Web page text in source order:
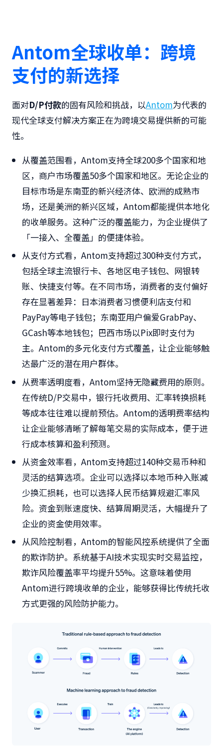
Antom全球收单：跨境
支付的新选择
面对D/P付款的固有风险和挑战，以Antom为代表的
现代全球支付解决方案正在为跨境交易提供新的可能
性。
从覆盖范围看，Antom支持全球200多个国家和地
区，商户市场覆盖50多个国家和地区。无论企业的
目标市场是东南亚的新兴经济体、欧洲的成熟市
场，还是美洲的新兴区域，Antom都能提供本地化
的收单服务。这种广泛的覆盖能力，为企业提供了
「一接入、全覆盖」的便捷体验。
从支付方式看，Antom支持超过300种支付方式，
包括全球主流银行卡、各地区电子钱包、网银转
账、快捷支付等。在不同市场，消费者的支付偏好
存在显著差异：日本消费者习惯便利店支付和
PayPay等电子钱包；东南亚用户偏爱GrabPay、
GCash等本地钱包；巴西市场以Pix即时支付为
主。Antom的多元化支付方式覆盖，让企业能够触
达最广泛的潜在用户群体。
从费率透明度看，Antom坚持无隐藏费用的原则。
在传统D/P交易中，银行托收费用、汇率转换损耗
等成本往往难以提前预估。Antom的透明费率结构
让企业能够清晰了解每笔交易的实际成本，便于进
行成本核算和盈利预测。
从资金效率看，Antom支持超过140种交易币种和
灵活的结算选项。企业可以选择以本地币种入账减
少换汇损耗，也可以选择人民币结算规避汇率风
险。资金到账速度快、结算周期灵活，大幅提升了
企业的资金使用效率。
从风险控制看，Antom的智能风控系统提供了全面
的欺诈防护。系统基于AI技术实现实时交易监控，
欺诈风险覆盖率平均提升55%。这意味着使用
Antom进行跨境收单的企业，能够获得比传统托收
方式更强的风险防护能力。